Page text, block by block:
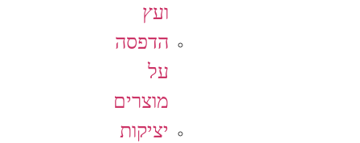
ועץ
הדפסה
על
מוצרים
יציקות